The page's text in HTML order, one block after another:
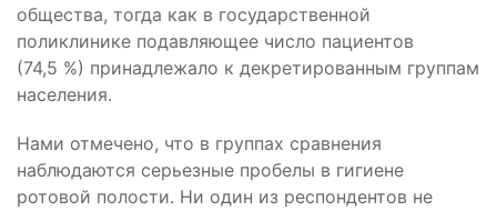
общества, тогда как в государственной
поликлинике подавляющее число пациентов
(74,5 %) принадлежало к декретированным группам
населения.
Нами отмечено, что в группах сравнения
наблюдаются серьезные пробелы в гигиене
ротовой полости. Ни один из респондентов не